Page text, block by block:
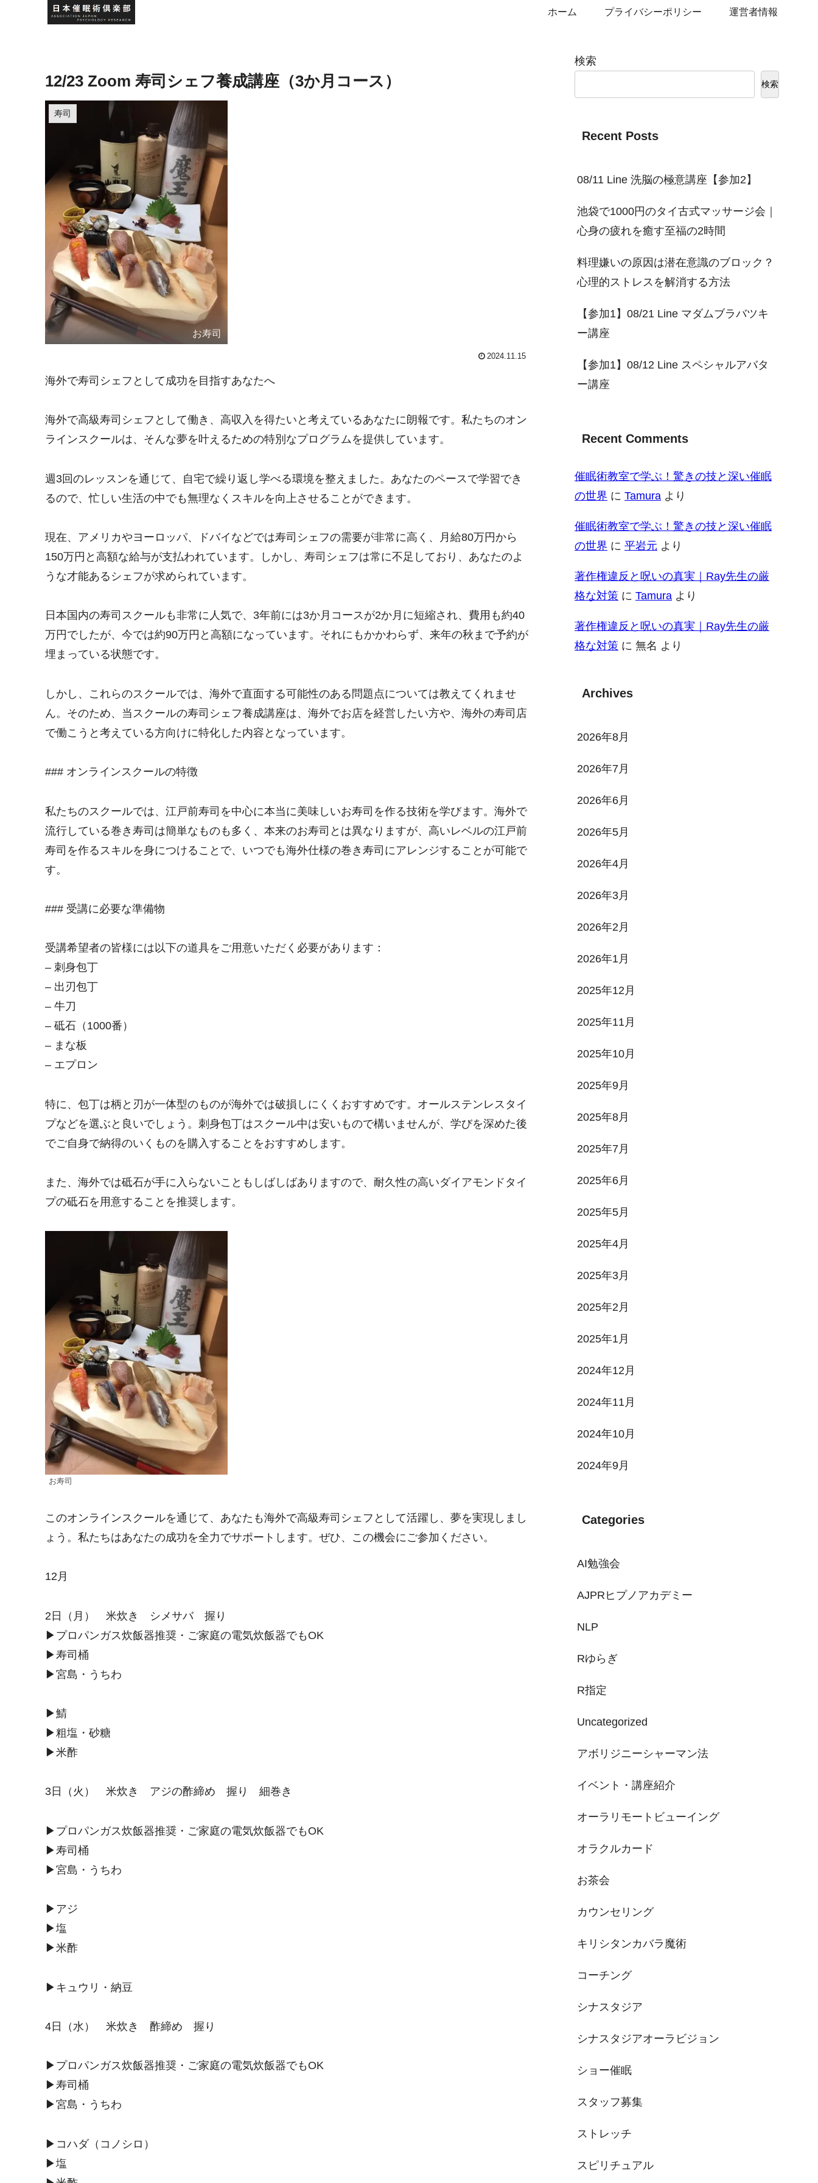
ホーム プライバシーポリシー 運営者情報
12/23 Zoom 寿司シェフ養成講座（3か月コース）
寿司
お寿司
2024.11.15
海外で寿司シェフとして成功を目指すあなたへ
海外で高級寿司シェフとして働き、高収入を得たいと考えているあなたに朗報です。私たちのオン
ラインスクールは、そんな夢を叶えるための特別なプログラムを提供しています。
週3回のレッスンを通じて、自宅で繰り返し学べる環境を整えました。あなたのペースで学習でき
るので、忙しい生活の中でも無理なくスキルを向上させることができます。
現在、アメリカやヨーロッパ、ドバイなどでは寿司シェフの需要が非常に高く、月給80万円から
150万円と高額な給与が支払われています。しかし、寿司シェフは常に不足しており、あなたのよ
うな才能あるシェフが求められています。
日本国内の寿司スクールも非常に人気で、3年前には3か月コースが2か月に短縮され、費用も約40
万円でしたが、今では約90万円と高額になっています。それにもかかわらず、来年の秋まで予約が
埋まっている状態です。
しかし、これらのスクールでは、海外で直面する可能性のある問題点については教えてくれませ
ん。そのため、当スクールの寿司シェフ養成講座は、海外でお店を経営したい方や、海外の寿司店
で働こうと考えている方向けに特化した内容となっています。
### オンラインスクールの特徴
私たちのスクールでは、江戸前寿司を中心に本当に美味しいお寿司を作る技術を学びます。海外で
流行している巻き寿司は簡単なものも多く、本来のお寿司とは異なりますが、高いレベルの江戸前
寿司を作るスキルを身につけることで、いつでも海外仕様の巻き寿司にアレンジすることが可能で
す。
### 受講に必要な準備物
受講希望者の皆様には以下の道具をご用意いただく必要があります：
– 刺身包丁
– 出刃包丁
– 牛刀
– 砥石（1000番）
– まな板
– エプロン
特に、包丁は柄と刃が一体型のものが海外では破損しにくくおすすめです。オールステンレスタイ
プなどを選ぶと良いでしょう。刺身包丁はスクール中は安いもので構いませんが、学びを深めた後
でご自身で納得のいくものを購入することをおすすめします。
また、海外では砥石が手に入らないこともしばしばありますので、耐久性の高いダイアモンドタイ
プの砥石を用意することを推奨します。
お寿司
このオンラインスクールを通じて、あなたも海外で高級寿司シェフとして活躍し、夢を実現しまし
ょう。私たちはあなたの成功を全力でサポートします。ぜひ、この機会にご参加ください。
12月
2日（月） 米炊き シメサバ 握り
▶︎プロパンガス炊飯器推奨・ご家庭の電気炊飯器でもOK
▶︎寿司桶
▶︎宮島・うちわ
▶︎鯖
▶︎粗塩・砂糖
▶︎米酢
3日（火） 米炊き アジの酢締め 握り 細巻き
▶︎プロパンガス炊飯器推奨・ご家庭の電気炊飯器でもOK
▶︎寿司桶
▶︎宮島・うちわ
▶︎アジ
▶︎塩
▶︎米酢
▶︎キュウリ・納豆
4日（水） 米炊き 酢締め 握り
▶︎プロパンガス炊飯器推奨・ご家庭の電気炊飯器でもOK
▶︎寿司桶
▶︎宮島・うちわ
▶︎コハダ（コノシロ）
▶︎塩
検索
検索
Recent Posts
08/11 Line 洗脳の極意講座【参加2】
池袋で1000円のタイ古式マッサージ会｜
心身の疲れを癒す至福の2時間
料理嫌いの原因は潜在意識のブロック？
心理的ストレスを解消する方法
【参加1】08/21 Line マダムブラバツキ
ー講座
【参加1】08/12 Line スペシャルアバタ
ー講座
Recent Comments
催眠術教室で学ぶ！驚きの技と深い催眠
の世界 に Tamura より
催眠術教室で学ぶ！驚きの技と深い催眠
の世界 に 平岩元 より
著作権違反と呪いの真実｜Ray先生の厳
格な対策 に Tamura より
著作権違反と呪いの真実｜Ray先生の厳
格な対策 に 無名 より
Archives
2026年8月
2026年7月
2026年6月
2026年5月
2026年4月
2026年3月
2026年2月
2026年1月
2025年12月
2025年11月
2025年10月
2025年9月
2025年8月
2025年7月
2025年6月
2025年5月
2025年4月
2025年3月
2025年2月
2025年1月
2024年12月
2024年11月
2024年10月
2024年9月
Categories
AI勉強会
AJPRヒプノアカデミー
NLP
Rゆらぎ
R指定
Uncategorized
アボリジニーシャーマン法
イベント・講座紹介
オーラリモートビューイング
オラクルカード
お茶会
カウンセリング
キリシタンカバラ魔術
コーチング
シナスタジア
シナスタジアオーラビジョン
ショー催眠
スタッフ募集
ストレッチ
スピリチュアル